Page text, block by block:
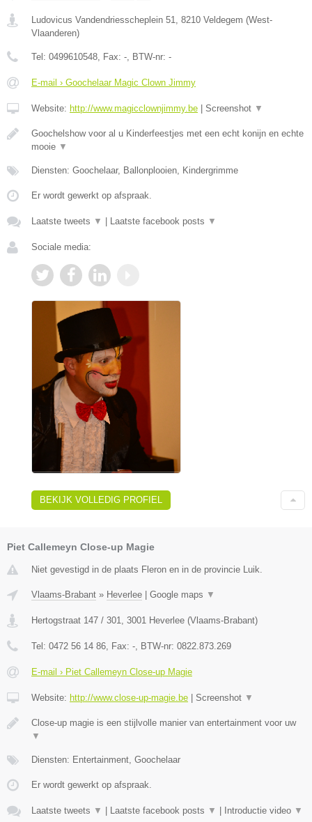
Ludovicus Vandendriesscheplein 51 8210 Veldegem (West-
Vlaanderen)
Tel: 0499610548 , Fax: - , BTW-nr: -
E-mail › Goochelaar Magic Clown Jimmy
Website: http://www.magicclownjimmy.be | Screenshot ▼
Goochelshow voor al u Kinderfeestjes met een echt konijn en echte
mooie ▼
Diensten: Goochelaar, Ballonplooien, Kindergrimme
Er wordt gewerkt op afspraak.
Laatste tweets ▼ | Laatste facebook posts ▼
Sociale media:
BEKIJK VOLLEDIG PROFIEL
Piet Callemeyn Close-up Magie
Niet gevestigd in de plaats Fleron en in de provincie Luik.
Vlaams-Brabant » Heverlee Google maps ▼
Hertogstraat 147 / 301, 3001 Heverlee (Vlaams-Brabant)
Tel: 0472 56 14 86, Fax: -, BTW-nr: 0822.873.269
E-mail › Piet Callemeyn Close-up Magie
Website: http://www.close-up-magie.be Screenshot ▼
Close-up magie is een stijlvolle manier van entertainment voor uw
▼
Diensten: Entertainment, Goochelaar
Er wordt gewerkt op afspraak.
Laatste tweets ▼ Laatste facebook posts ▼ Introductie video ▼